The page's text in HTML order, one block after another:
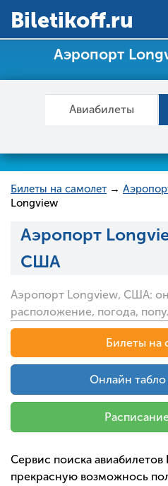
Вiletikoff.ru
Аэропорт
Авиабилеты
Билеты на самолет →
Longview
Аэропорт
США
Аэропорт Longview, США:
расположение, погода,
Билеты на
Онлайн
Сервис поиска авиабилетов
прекрасную возможнось